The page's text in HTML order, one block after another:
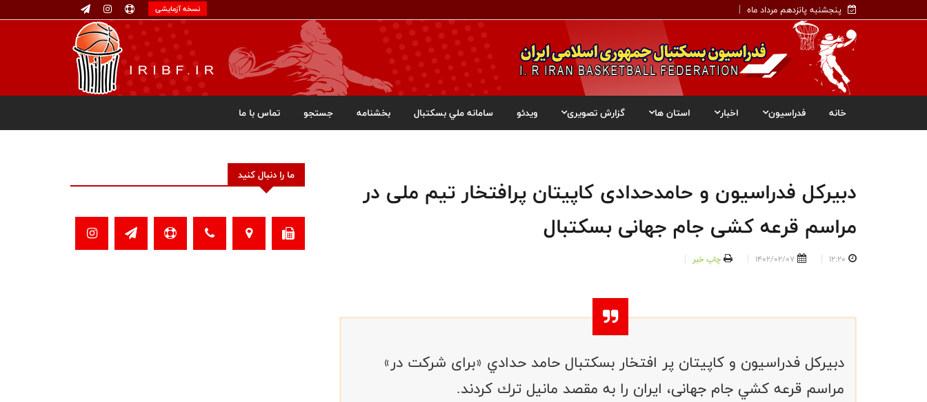
پنجشنبه پانزدهم مرداد ماه نسخه آزمایشی
خانه فدراسیون اخبار استان ها گزارش تصویری ویدئو سامانه ملي بسکتبال بخشنامه جستجو تماس با ما
دبیرکل فدراسیون و حامدحدادی کاپیتان پرافتخار تیم ملی در
مراسم قرعه کشی جام جهانی بسکتبال
12:20
1402/02/07 چاپ خبر
دبيرکل فدراسيون و كاپيتان پر افتخار بسكتبال حامد حدادي «برای شرکت در»
مراسم قرعه كشي جام جهانی، ايران را به مقصد مانيل ترك كردند.
ما را دنبال کنید